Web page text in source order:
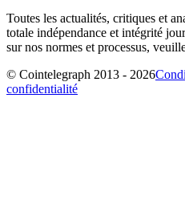
Toutes les actualités, critiques et
totale indépendance et intégrité
sur nos normes et processus,
© Cointelegraph 2013 - 2026
confidentialité